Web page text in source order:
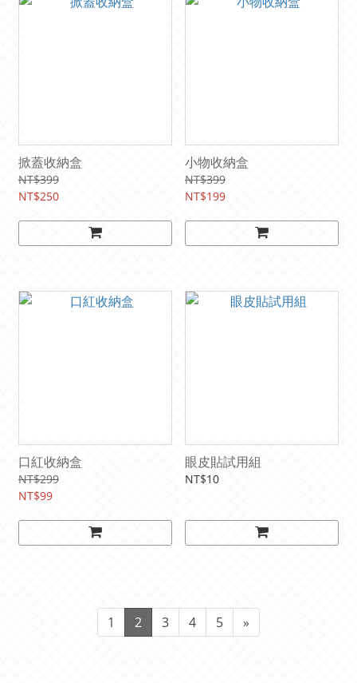
掀蓋收納盒
NT$399
NT$250
小物收納盒
NT$399
NT$199
口紅收納盒
NT$299
NT$99
眼皮貼試用組
NT$10
1 2 3 4 5 »